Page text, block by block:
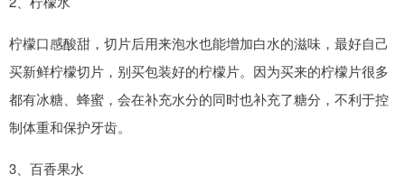
柠檬口感酸甜，切片后用来泡水也能增加白水的滋味，最好自己
买新鲜柠檬切片，别买包装好的柠檬片。因为买来的柠檬片很多
都有冰糖、蜂蜜，会在补充水分的同时也补充了糖分，不利于控
制体重和保护牙齿。
3、百香果水